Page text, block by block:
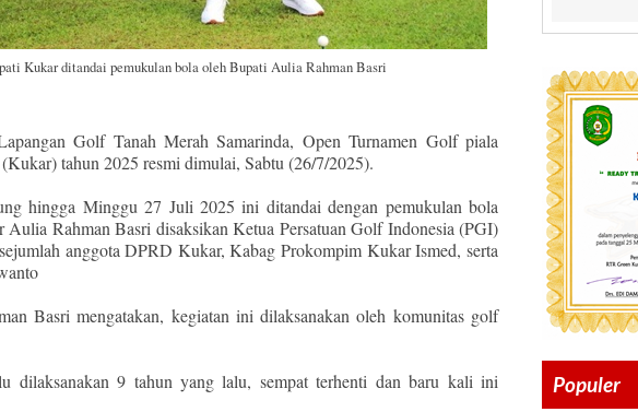
Kukar ditandai pemukulan bola oleh Bupati Aulia Rahman Basri
Golf Tanah Merah Samarinda, Open Turnamen Golf piala
tahun 2025 resmi dimulai, Sabtu (26/7/2025).
hingga Minggu 27 Juli 2025 ini ditandai dengan pemukulan bola
Rahman Basri disaksikan Ketua Persatuan Golf Indonesia (PGI)
anggota DPRD Kukar, Kabag Prokompim Kukar Ismed, serta
Basri mengatakan, kegiatan ini dilaksanakan oleh komunitas golf
dilaksanakan 9 tahun yang lalu, sempat terhenti dan baru kali ini
Populer